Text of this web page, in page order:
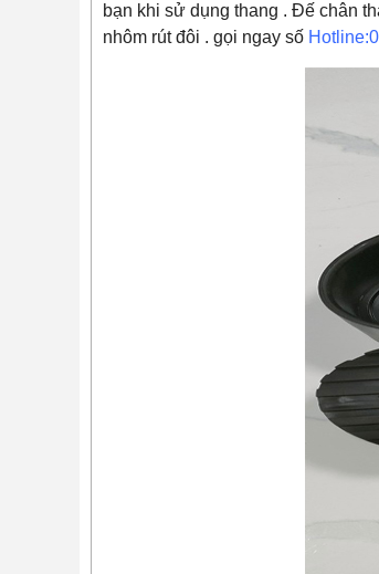
bạn khi sử dụng thang . Đế chân
nhôm rút đôi . gọi ngay số